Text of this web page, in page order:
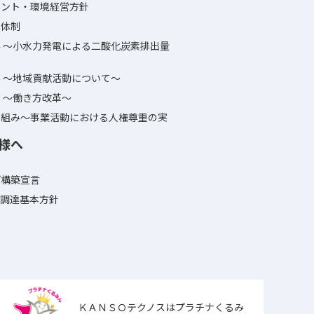
ト・環境経営方針
制
小水力発電による二酸化炭素排出量
地域貢献活動について～
働き方改革～
み～事業活動における人権尊重の実
へ
築宣言
達基本方針
ＫＡＮＳＯテクノスはプラチナくるみ